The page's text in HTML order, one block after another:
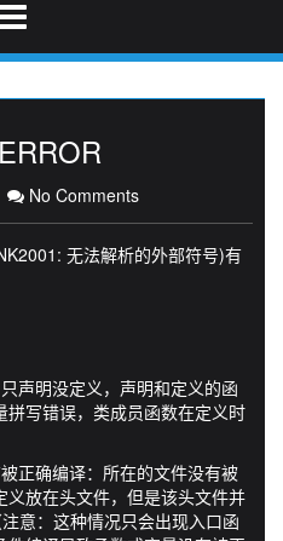
No Comments
无法解析的外部符号)有
声明没定义，声明和定义的函
写错误，类成员函数在定义时
正确编译：所在的文件没有被
放在头文件，但是该头文件并
意：这种情况只会出现入口函